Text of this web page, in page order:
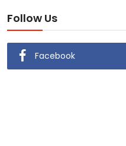
Follow Us
Facebook